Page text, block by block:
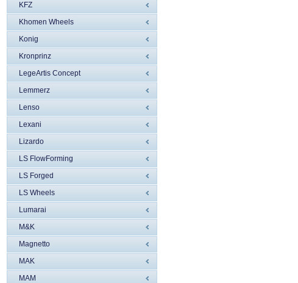
KFZ
Khomen Wheels
Konig
Kronprinz
LegeArtis Concept
Lemmerz
Lenso
Lexani
Lizardo
LS FlowForming
LS Forged
LS Wheels
Lumarai
M&K
Magnetto
MAK
MAM